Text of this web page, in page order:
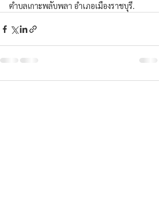
ตำบลเกาะพลับพลา อำเภอเมืองราชบุรี.